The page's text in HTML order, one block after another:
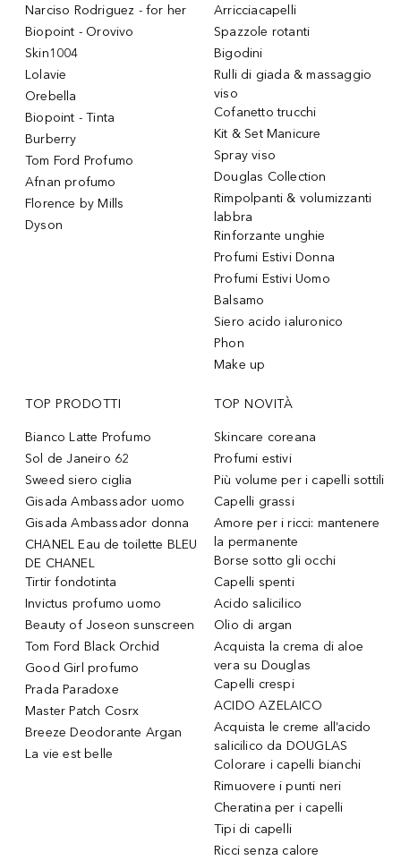
Narciso Rodriguez - for her
Biopoint - Orovivo
Skin1004
Lolavie
Orebella
Biopoint - Tinta
Burberry
Tom Ford Profumo
Afnan profumo
Florence by Mills
Dyson
Arricciacapelli
Spazzole rotanti
Bigodini
Rulli di giada & massaggio
viso
Cofanetto trucchi
Kit & Set Manicure
Spray viso
Douglas Collection
Rimpolpanti & volumizzanti
labbra
Rinforzante unghie
Profumi Estivi Donna
Profumi Estivi Uomo
Balsamo
Siero acido ialuronico
Phon
Make up
TOP PRODOTTI
Bianco Latte Profumo
Sol de Janeiro 62
Sweed siero ciglia
Gisada Ambassador uomo
Gisada Ambassador donna
CHANEL Eau de toilette BLEU
DE CHANEL
Tirtir fondotinta
Invictus profumo uomo
Beauty of Joseon sunscreen
Tom Ford Black Orchid
Good Girl profumo
Prada Paradoxe
Master Patch Cosrx
Breeze Deodorante Argan
La vie est belle
TOP NOVITÀ
Skincare coreana
Profumi estivi
Più volume per i capelli sottili
Capelli grassi
Amore per i ricci: mantenere
la permanente
Borse sotto gli occhi
Capelli spenti
Acido salicilico
Olio di argan
Acquista la crema di aloe
vera su Douglas
Capelli crespi
ACIDO AZELAICO
Acquista le creme all’acido
salicilico da DOUGLAS
Colorare i capelli bianchi
Rimuovere i punti neri
Cheratina per i capelli
Tipi di capelli
Ricci senza calore